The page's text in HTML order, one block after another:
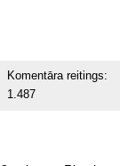
Komentāra reitings:
1.487